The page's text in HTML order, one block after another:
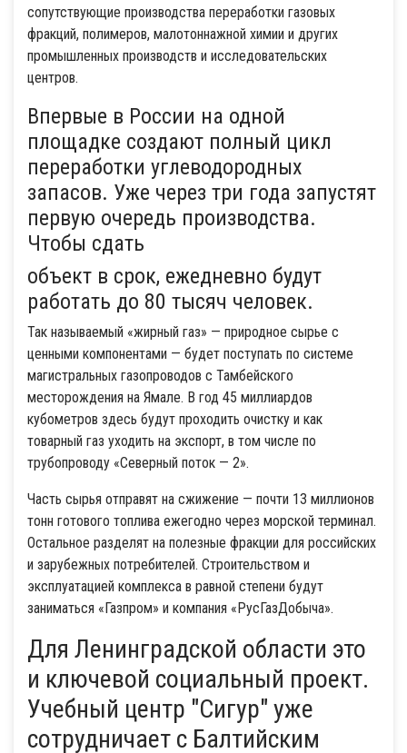
сопутствующие производства переработки газовых
фракций, полимеров, малотоннажной химии и других
промышленных производств и исследовательских
центров.
Впервые в России на одной
площадке создают полный цикл
переработки углеводородных
запасов. Уже через три года запустят
первую очередь производства.
Чтобы сдать
объект в срок, ежедневно будут
работать до 80 тысяч человек.
Так называемый «жирный газ» — природное сырье с
ценными компонентами — будет поступать по системе
магистральных газопроводов с Тамбейского
месторождения на Ямале. В год 45 миллиардов
кубометров здесь будут проходить очистку и как
товарный газ уходить на экспорт, в том числе по
трубопроводу «Северный поток — 2».
Часть сырья отправят на сжижение — почти 13 миллионов
тонн готового топлива ежегодно через морской терминал.
Остальное разделят на полезные фракции для российских
и зарубежных потребителей. Строительством и
эксплуатацией комплекса в равной степени будут
заниматься «Газпром» и компания «РусГазДобыча».
Для Ленинградской области это
и ключевой социальный проект.
Учебный центр "Сигур" уже
сотрудничает с Балтийским